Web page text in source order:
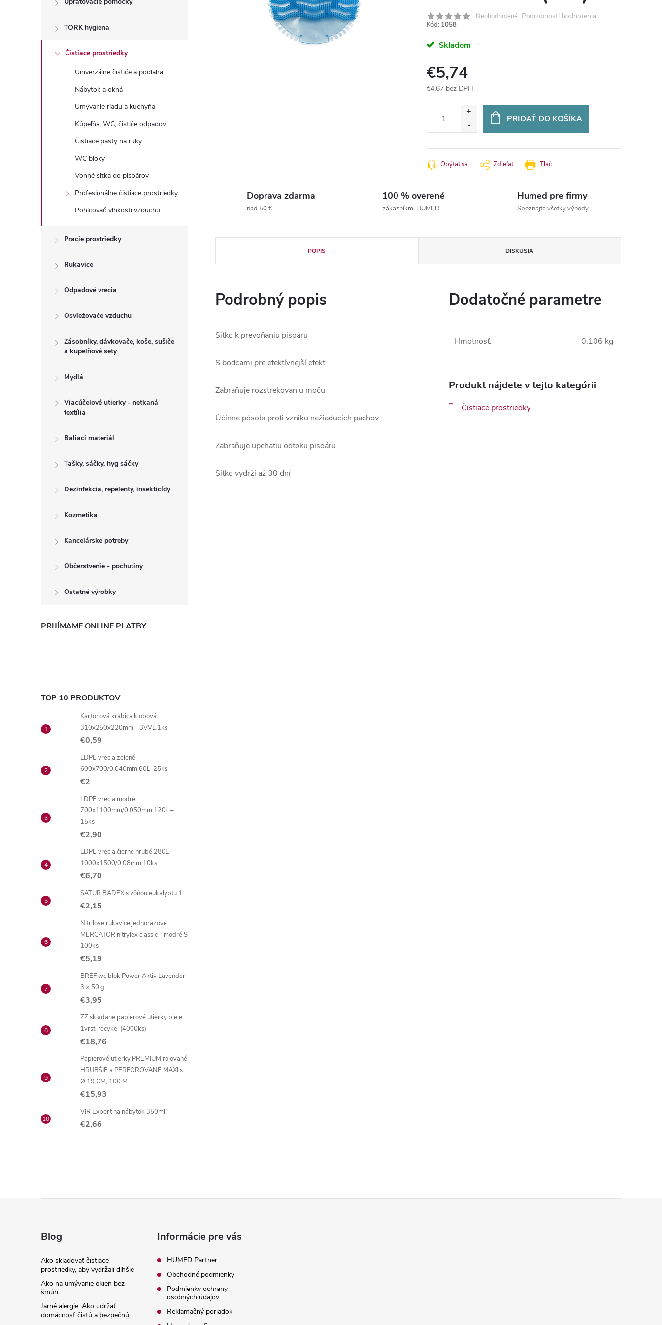
ý
TORK hygiena
Čistiace prostriedky
Univerzálne čističe a podlaha
Nábytok a okná
Umývanie riadu a kuchyňa
Kúpeľňa, WC, čističe odpadov
Čistiace pasty na ruky
WC bloky
Vonné sitka do pisoárov
Profesionálne čistiace prostriedky
Pohlcovač vlhkosti vzduchu
Pracie prostriedky
Rukavice
Odpadové vrecia
Osviežovače vzduchu
Zásobníky, dávkovače, koše, sušiče
a kupeľňové sety
Mydlá
Viacúčelové utierky - netkaná
textília
Baliaci materiál
Tašky, sáčky, hyg sáčky
Dezinfekcia, repelenty, insekticídy
Kozmetika
Kancelárske potreby
Občerstvenie - pochutiny
Ostatné výrobky
PRIJÍMAME ONLINE PLATBY
TOP 10 PRODUKTOV
Kartónová krabica klopová
310x250x220mm - 3VVL 1ks
€0,59
LDPE vrecia zelené
600x700/0,040mm 60L-25ks
€2
LDPE vrecia modré
700x1100mm/0,050mm 120L –
15ks
€2,90
LDPE vrecia čierne hrubé 280L
1000x1500/0,08mm 10ks
€6,70
SATUR BADEX s vôňou eukalyptu 1l
€2,15
Nitrilové rukavice jednorázové
MERCATOR nitrylex classic - modré S
100ks
€5,19
BREF wc blok Power Aktiv Lavender
3 × 50 g
€3,95
ZZ skladané papierové utierky biele
1vrst. recykel (4000ks)
€18,76
Papierové utierky PREMIUM rolované
HRUBŠIE a PERFOROVANÉ MAXI s
Ø 19 CM, 100 M
€15,93
VIR Expert na nábytok 350ml
€2,66
Neohodnotené Podrobnosti hodnotenia
Kód: 1058
Skladom
€5,74
€4,67 bez DPH
PRIDAŤ DO KOŠÍKA
Tlač
Opýtať sa Zdieľať
Doprava zdarma
nad 50 €
100 % overené
zákazníkmi HUMED
Humed pre firmy
Spoznajte všetky výhody.
POPIS DISKUSIA
Podrobný popis
Sitko k prevoňaniu pisoáru
S bodcami pre efektívnejší efekt
Zabraňuje rozstrekovaniu moču
Účinne pôsobí proti vzniku nežiaducich pachov
Zabraňuje upchatiu odtoku pisoáru
Sitko vydrží až 30 dní
Dodatočné parametre
Hmotnosť: 0.106 kg
Produkt nájdete v tejto kategórii
Čistiace prostriedky
Blog
Ako skladovať čistiace
prostriedky, aby vydržali dlhšie
Ako na umývanie okien bez
šmúh
Jarné alergie: Ako udržať
domácnosť čistú a bezpečnú
Informácie pre vás
HUMED Partner
Obchodné podmienky
Podmienky ochrany
osobných údajov
Reklamačný poriadok